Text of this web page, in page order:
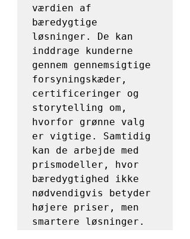
værdien af
bæredygtige
løsninger. De kan
inddrage kunderne
gennem gennemsigtige
forsyningskæder,
certificeringer og
storytelling om,
hvorfor grønne valg
er vigtige. Samtidig
kan de arbejde med
prismodeller, hvor
bæredygtighed ikke
nødvendigvis betyder
højere priser, men
smartere løsninger.